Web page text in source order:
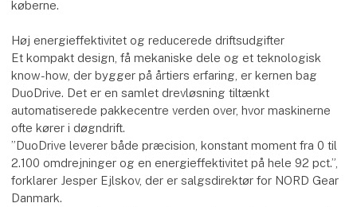
køberne.
Høj energieffektivitet og reducerede driftsudgifter
Et kompakt design, få mekaniske dele og et teknologisk
know-how, der bygger på årtiers erfaring, er kernen bag
DuoDrive. Det er en samlet drevløsning tiltænkt
automatiserede pakkecentre verden over, hvor maskinerne
ofte kører i døgndrift.
”DuoDrive leverer både præcision, konstant moment fra 0 til
2.100 omdrejninger og en energieffektivitet på hele 92 pct.”,
forklarer Jesper Ejlskov, der er salgsdirektør for NORD Gear
Danmark.